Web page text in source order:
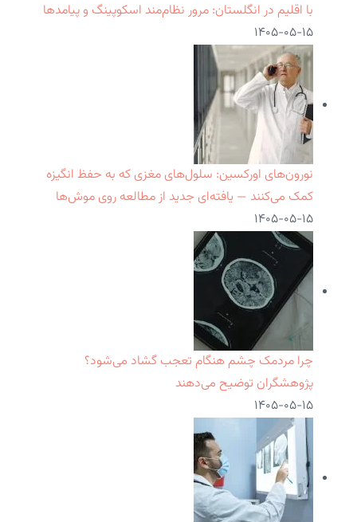
با اقلیم در انگلستان: مرور نظام‌مند اسکوپینگ و پیامدها
۱۴۰۵-۰۵-۱۵
نورون‌های اورکسین: سلول‌های مغزی که به حفظ انگیزه
کمک می‌کنند — یافته‌ای جدید از مطالعه روی موش‌ها
۱۴۰۵-۰۵-۱۵
چرا مردمک چشم هنگام تعجب گشاد می‌شود؟
پژوهشگران توضیح می‌دهند
۱۴۰۵-۰۵-۱۵